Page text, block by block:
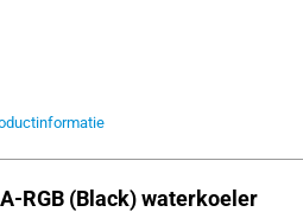
RGB (Black) waterkoeler